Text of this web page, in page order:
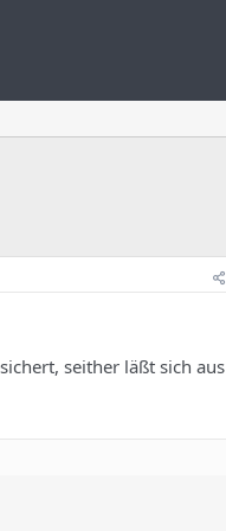
seither läßt sich aus